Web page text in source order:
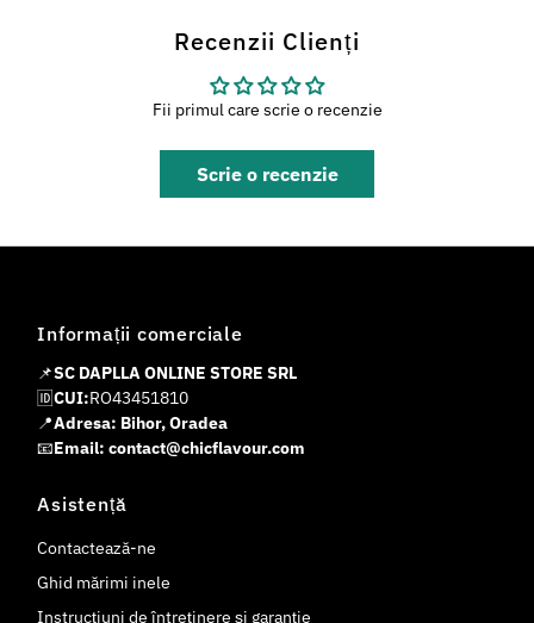
Recenzii Clienți
Fii primul care scrie o recenzie
Scrie o recenzie
Informații comerciale
📌SC DAPLLA ONLINE STORE SRL
🆔CUI:RO43451810
📍Adresa: Bihor, Oradea
📧Email: contact@chicflavour.com
Asistență
Contactează-ne
Ghid mărimi inele
Instrucțiuni de întreținere și garanție